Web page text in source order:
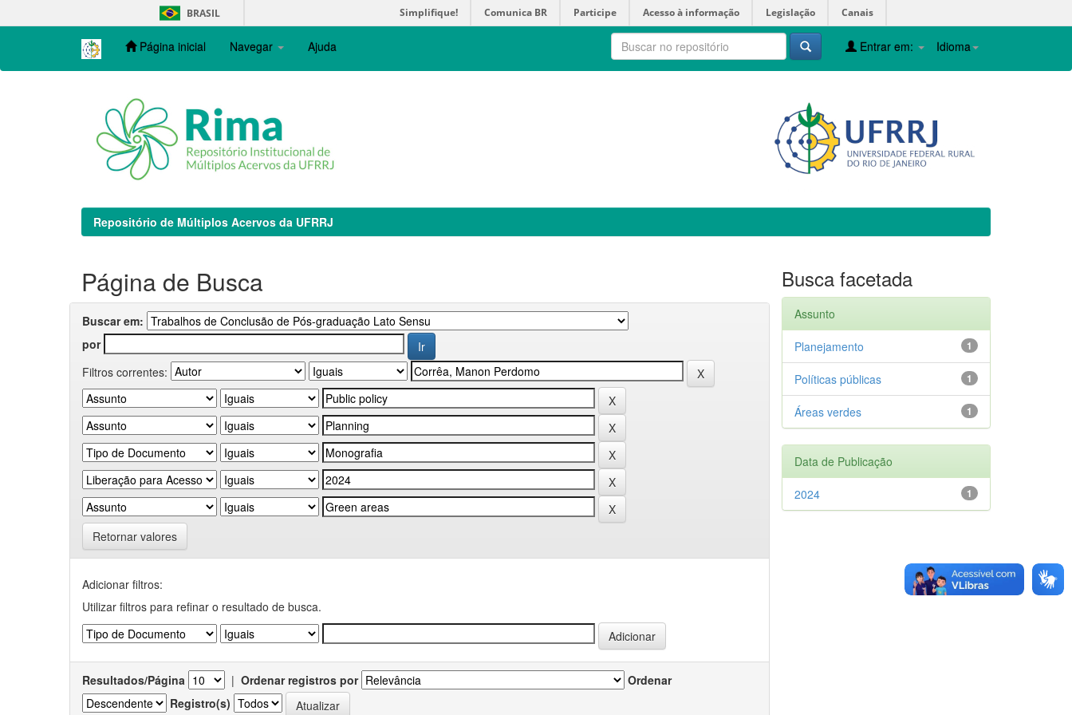
navigation
BRASIL Simplifique! Comunica BR Participe Acesso à informação Legislação Canais
Página inicial Navegar Ajuda Idioma
Entrar em:
Repositório de Múltiplos Acervos da UFRRJ
Página de Busca
Buscar em:
por
Filtros correntes:
Retornar valores
Adicionar filtros:
Utilizar filtros para refinar o resultado de busca.
Resultados/Página | Ordenar registros por
Ordenar
Registro(s)
Busca facetada
Assunto
1
Planejamento
1
Políticas públicas
1
Áreas verdes
Data de Publicação
1
2024